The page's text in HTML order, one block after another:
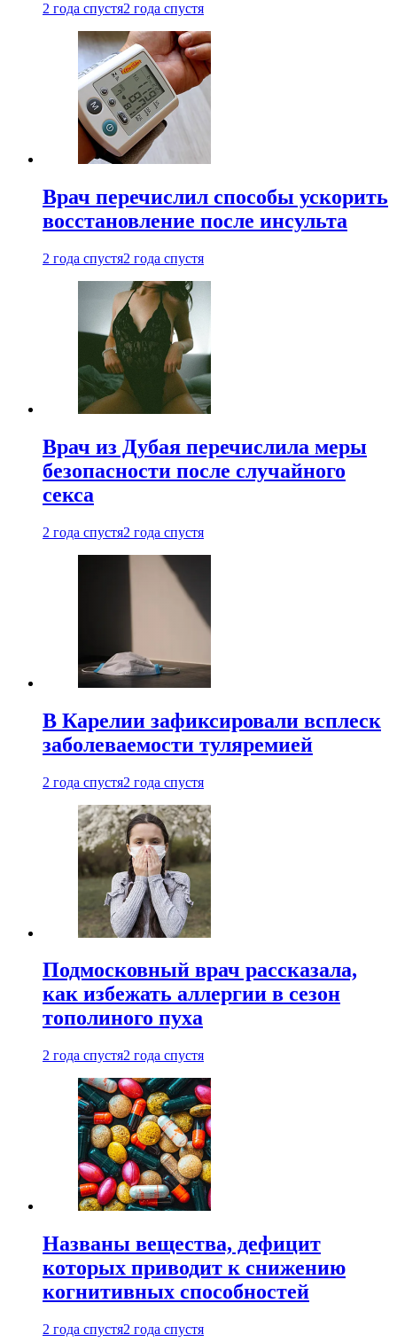
2 года спустя2 года спустя
Врач перечислил способы ускорить
восстановление после инсульта
2 года спустя2 года спустя
Врач из Дубая перечислила меры
безопасности после случайного
секса
2 года спустя2 года спустя
В Карелии зафиксировали всплеск
заболеваемости туляремией
2 года спустя2 года спустя
Подмосковный врач рассказала,
как избежать аллергии в сезон
тополиного пуха
2 года спустя2 года спустя
Названы вещества, дефицит
которых приводит к снижению
когнитивных способностей
2 года спустя2 года спустя